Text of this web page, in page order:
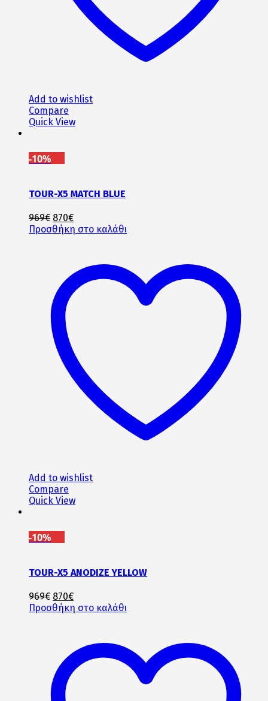
Add to wishlist
Compare
Quick View
-10%
TOUR-X5 MATCH BLUE
969€ Original
price
870€Η
τρέχουσα
870€.
Προσθήκη στο καλάθι
Add to wishlist
Compare
Quick View
-10%
TOUR-X5 ANODIZE YELLOW
969€ Original
price
870€Η
τρέχουσα
870€.
Προσθήκη στο καλάθι